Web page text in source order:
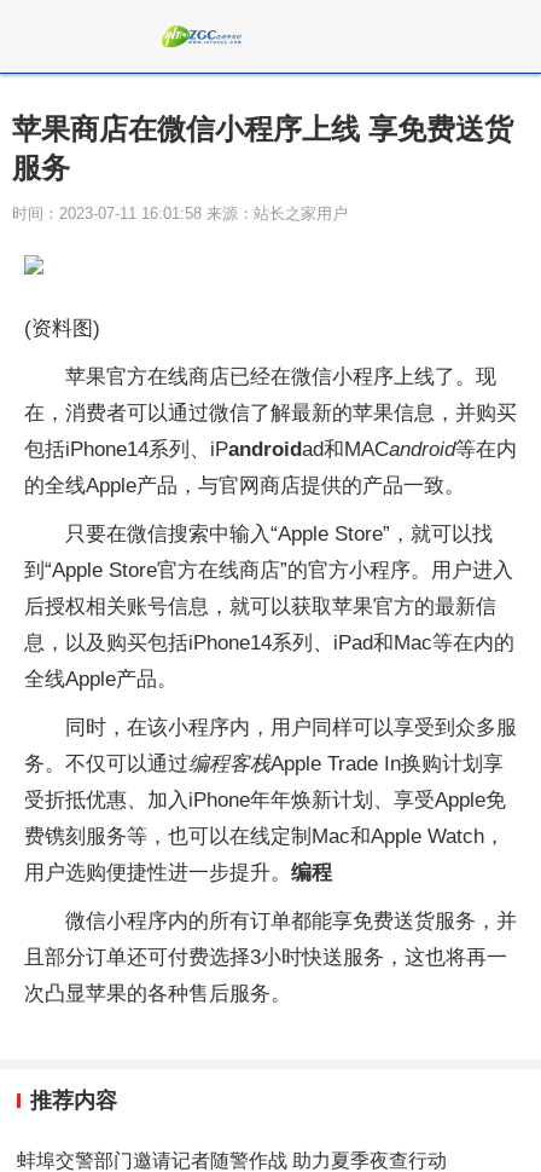
苹果商店在微信小程序上线 享免费送货
服务
时间：2023-07-11 16:01:58 来源：站长之家用户
(资料图)
苹果官方在线商店已经在微信小程序上线了。现
在，消费者可以通过微信了解最新的苹果信息，并购买
包括iPhone14系列、iPandroidad和MACandroid等在内
的全线Apple产品，与官网商店提供的产品一致。
只要在微信搜索中输入“Apple Store”，就可以找
到“Apple Store官方在线商店”的官方小程序。用户进入
后授权相关账号信息，就可以获取苹果官方的最新信
息，以及购买包括iPhone14系列、iPad和Mac等在内的
全线Apple产品。
同时，在该小程序内，用户同样可以享受到众多服
务。不仅可以通过编程客栈Apple Trade In换购计划享
受折抵优惠、加入iPhone年年焕新计划、享受Apple免
费镌刻服务等，也可以在线定制Mac和Apple Watch，
用户选购便捷性进一步提升。 编程
微信小程序内的所有订单都能享免费送货服务，并
且部分订单还可付费选择3小时快送服务，这也将再一
次凸显苹果的各种售后服务。
推荐内容
蚌埠交警部门邀请记者随警作战 助力夏季夜查行动